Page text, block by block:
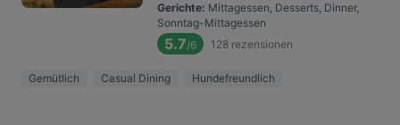
Gerichte: Mittagessen, Desserts, Dinner,
Sonntag-Mittagessen
5.7/6 128 rezensionen
Gemütlich Casual Dining Hundefreundlich